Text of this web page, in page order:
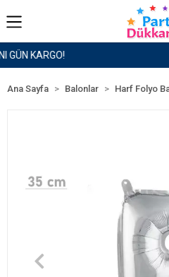
1500 TL ve Üzeri
Ana Sayfa Balonlar Harf Folyo